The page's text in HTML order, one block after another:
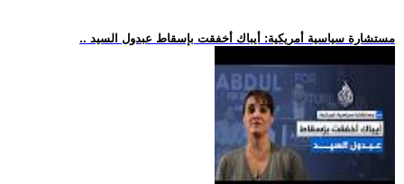
.. مستشارة سياسية أمريكية: أيباك أخفقت بإسقاط عبدول السيد